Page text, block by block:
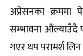
अप्रेसनका
सम्भावना औंल्याउँदै
गएर थप परामर्श